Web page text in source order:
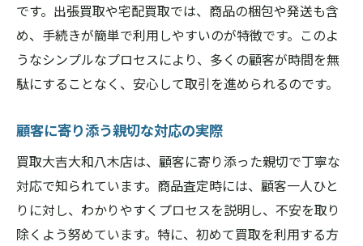
です。出張買取や宅配買取では、商品の梱包や発送も含
め、手続きが簡単で利用しやすいのが特徴です。このよ
うなシンプルなプロセスにより、多くの顧客が時間を無
駄にすることなく、安心して取引を進められるのです。
顧客に寄り添う親切な対応の実際
買取大吉大和八木店は、顧客に寄り添った親切で丁寧な
対応で知られています。商品査定時には、顧客一人ひと
りに対し、わかりやすくプロセスを説明し、不安を取り
除くよう努めています。特に、初めて買取を利用する方